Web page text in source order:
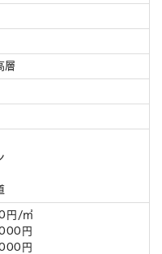
層
円/㎡
円
円